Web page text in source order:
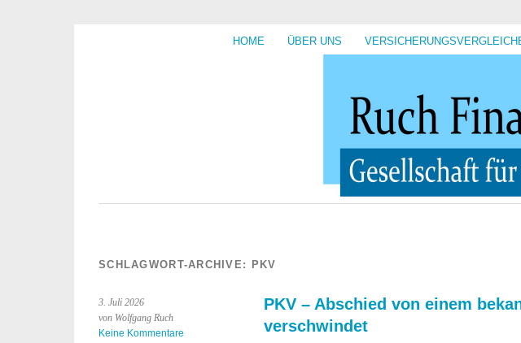
HOME ÜBER UNS
SCHLAGWORT-ARCHIVE: PKV
3. Juli 2026
von Wolfgang Ruch
Keine Kommentare
PKV – Abschied von einem
verschwindet